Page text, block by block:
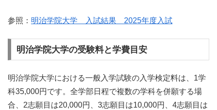
参照： 明治学院大学 入試結果 2025年度入試
明治学院大学の受験料と学費目安
明治学院大学における一般入学試験の入学検定料は、1学
科35,000円です。全学部日程で複数の学科を併願する場
合、2志願目は20,000円、3志願目は10,000円、4志願目は